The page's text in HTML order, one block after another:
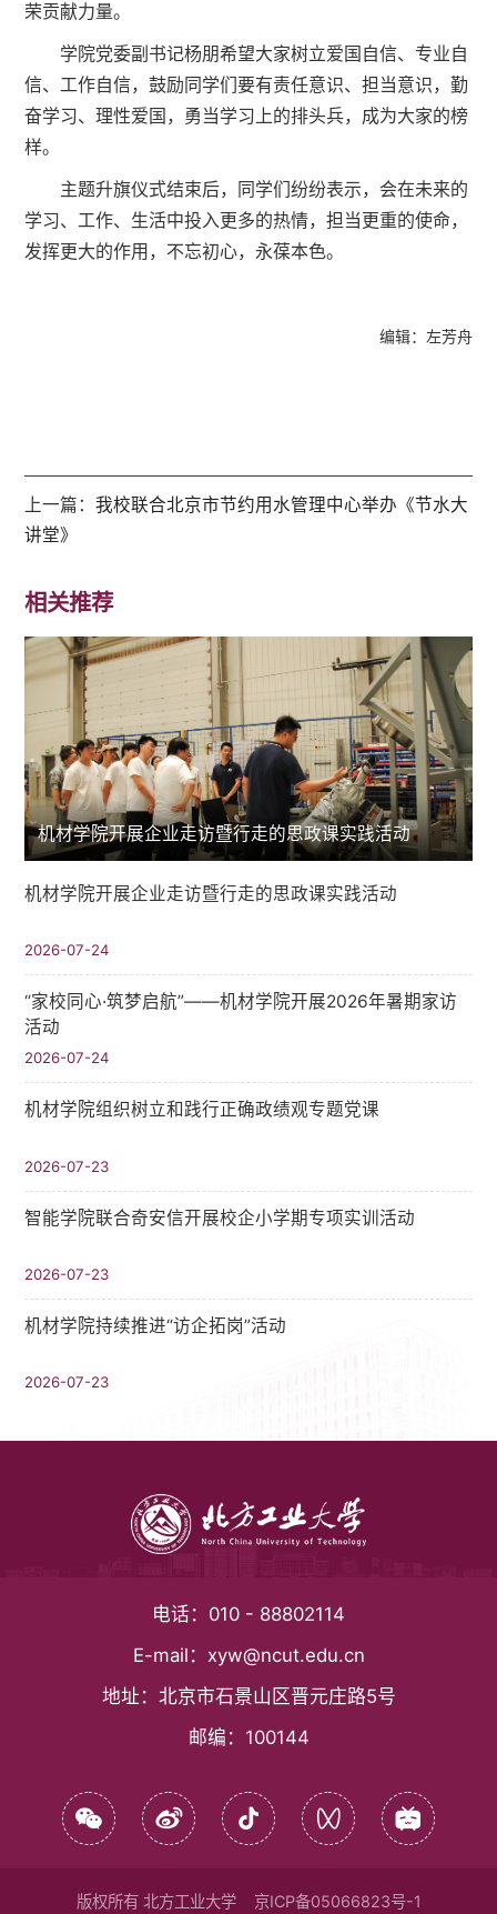
荣贡献力量。
学院党委副书记杨朋希望大家树立爱国自信、专业自
信、工作自信，鼓励同学们要有责任意识、担当意识，勤
奋学习、理性爱国，勇当学习上的排头兵，成为大家的榜
样。
主题升旗仪式结束后，同学们纷纷表示，会在未来的
学习、工作、生活中投入更多的热情，担当更重的使命，
发挥更大的作用，不忘初心，永葆本色。
编辑：左芳舟
上一篇：我校联合北京市节约用水管理中心举办《节水大
讲堂》
相关推荐
机材学院开展企业走访暨行走的思政课实践活动
机材学院开展企业走访暨行走的思政课实践活动
2026-07-24
“家校同心·筑梦启航”——机材学院开展2026年暑期家访
活动
2026-07-24
机材学院组织树立和践行正确政绩观专题党课
2026-07-23
智能学院联合奇安信开展校企小学期专项实训活动
2026-07-23
机材学院持续推进“访企拓岗”活动
2026-07-23
电话： 010 - 88802114
E-mail： xyw@ncut.edu.cn
地址： 北京市石景山区晋元庄路5号
邮编： 100144
版权所有 北方工业大学 京ICP备05066823号-1